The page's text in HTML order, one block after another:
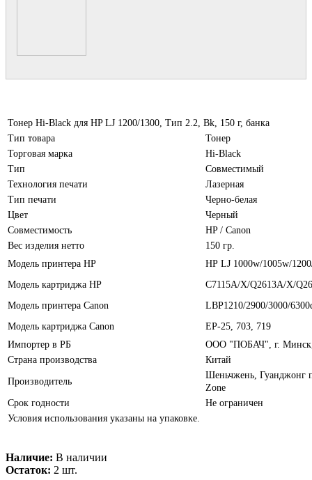
Тонер Hi-Black для HP LJ 1200/1300, Тип 2.2, Bk, 150 г, банка
Тип товара
Тонер
Торговая марка
Hi-Black
Тип
Совместимый
Технология печати
Лазерная
Тип печати
Черно-белая
Цвет
Черный
Совместимость
HP / Canon
Вес изделия нетто
150 гр.
Модель принтера HP
НР LJ 1000w/1005w/
Модель картриджа HP
C7115A/X/Q2613A/X/
Модель принтера Canon
LBP1210/2900/3000/
Модель картриджа Canon
EP-25, 703, 719
Импортер в РБ
ООО "ПОБАЧ", г. Минск,
Страна производства
Китай
Производитель
Шеньчжень, Гуанджонг
Zone
Срок годности
Не ограничен
Условия использования указаны на упаковке.
Наличие: В наличии
Остаток: 2 шт.